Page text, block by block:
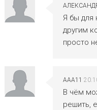
Я бы для
другим
просто
ААА11
В чём
решить,